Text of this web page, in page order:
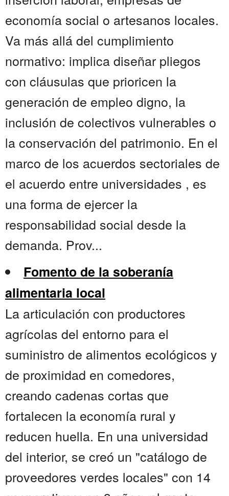
economía social o artesanos locales.
Va más allá del cumplimiento
normativo: implica diseñar pliegos
con cláusulas que prioricen la
generación de empleo digno, la
inclusión de colectivos vulnerables o
la conservación del patrimonio. En el
marco de los acuerdos sectoriales de
el acuerdo entre universidades , es
una forma de ejercer la
responsabilidad social desde la
demanda. Prov...
Fomento de la soberanía
alimentaria local
La articulación con productores
agrícolas del entorno para el
suministro de alimentos ecológicos y
de proximidad en comedores,
creando cadenas cortas que
fortalecen la economía rural y
reducen huella. En una universidad
del interior, se creó un "catálogo de
proveedores verdes locales" con 14